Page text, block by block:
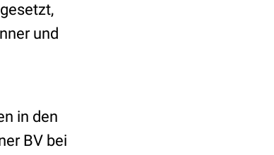
und
in den
BV bei